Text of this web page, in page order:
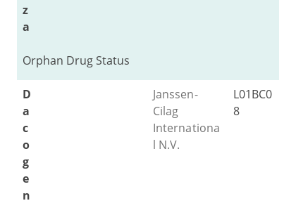
z
a
Orphan Drug Status
D
a
c
o
g
e
n
Janssen-
Cilag
Internationa
l N.V.
L01BC0
8